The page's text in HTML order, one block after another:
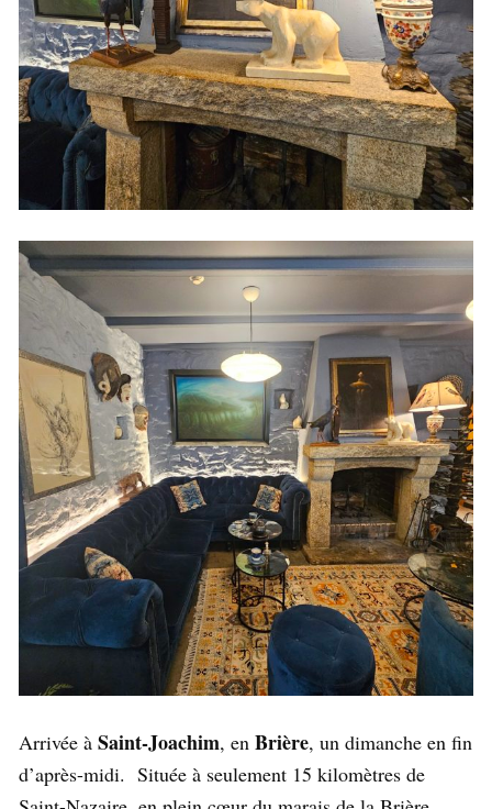
Arrivée à Saint-Joachim, en Brière, un dimanche en fin
d’après-midi. Située à seulement 15 kilomètres de